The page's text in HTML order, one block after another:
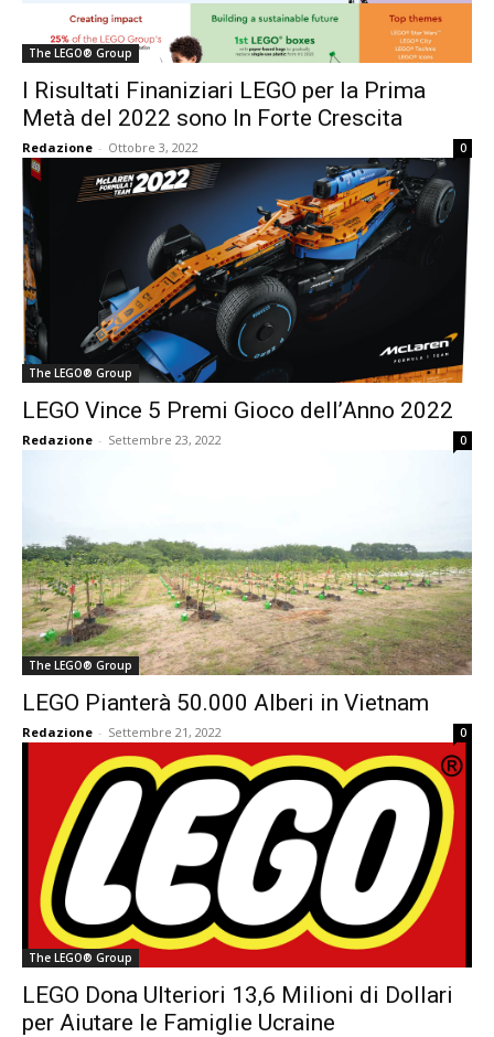
The LEGO® Group
I Risultati Finaniziari LEGO per la Prima
Metà del 2022 sono In Forte Crescita
Redazione - Ottobre 3, 2022 0
The LEGO® Group
LEGO Vince 5 Premi Gioco dell’Anno 2022
Redazione - Settembre 23, 2022 0
The LEGO® Group
LEGO Pianterà 50.000 Alberi in Vietnam
Redazione - Settembre 21, 2022 0
The LEGO® Group
LEGO Dona Ulteriori 13,6 Milioni di Dollari
per Aiutare le Famiglie Ucraine